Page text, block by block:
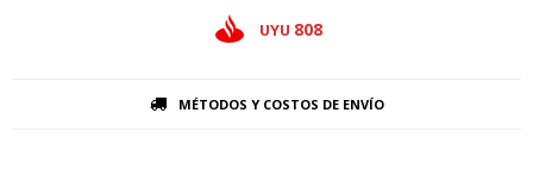
UYU 808
MÉTODOS Y COSTOS DE ENVÍO